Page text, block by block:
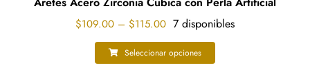
$109.00 – $115.00Price
range:
$109.00
through
7 disponibles
Seleccionar opciones
Este